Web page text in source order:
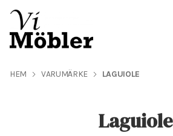
HEM VARUMÄRKE LAGUIOLE
Laguiole